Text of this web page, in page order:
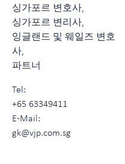
싱가포르 변호사,
싱가포르 변리사,
잉글랜드 및 웨일즈 변호
사,
파트너
Tel:
+65 63349411
E-Mail:
gk@vjp.com.sg